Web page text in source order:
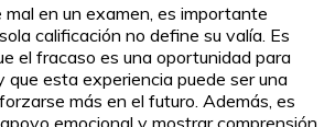
mal en un examen, es importante
calificación no define su valía. Es
el fracaso es una oportunidad para
que esta experiencia puede ser una
más en el futuro. Además, es
emocional y mostrar comprensión